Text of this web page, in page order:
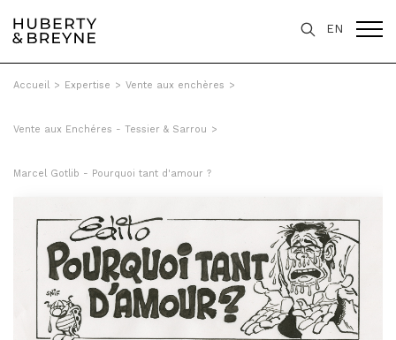
EN
Accueil > Expertise > Vente aux enchères >
Vente aux Enchéres - Tessier & Sarrou >
Marcel Gotlib - Pourquoi tant d'amour ?